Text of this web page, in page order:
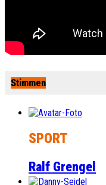
Stimmen
SPORT
Ralf Grengel